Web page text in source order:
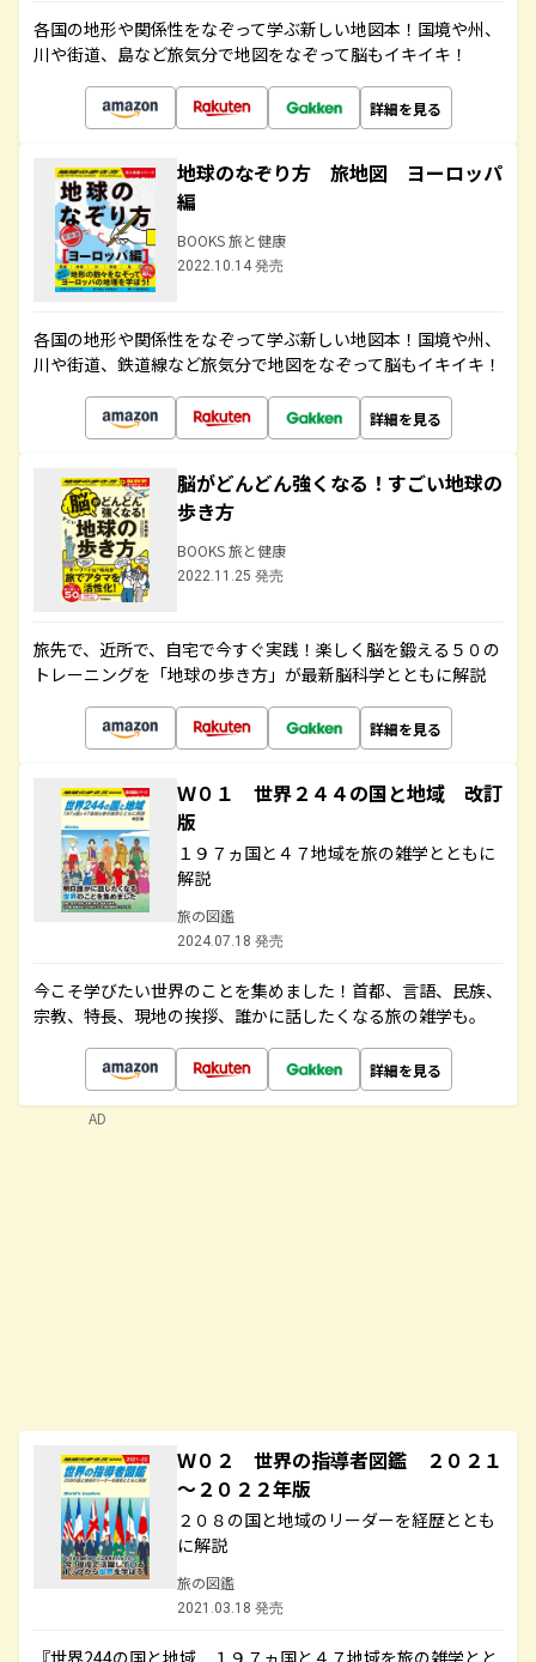
各国の地形や関係性をなぞって学ぶ新しい地図本！国境や州、
川や街道、島など旅気分で地図をなぞって脳もイキイキ！
詳細を見る
地球のなぞり方 旅地図 ヨーロッパ
編
BOOKS 旅と健康
2022.10.14 発売
各国の地形や関係性をなぞって学ぶ新しい地図本！国境や州、
川や街道、鉄道線など旅気分で地図をなぞって脳もイキイキ！
詳細を見る
脳がどんどん強くなる！すごい地球の
歩き方
BOOKS 旅と健康
2022.11.25 発売
旅先で、近所で、自宅で今すぐ実践！楽しく脳を鍛える５０の
トレーニングを「地球の歩き方」が最新脳科学とともに解説
詳細を見る
Ｗ０１ 世界２４４の国と地域 改訂
版
１９７ヵ国と４７地域を旅の雑学とともに
解説
旅の図鑑
2024.07.18 発売
今こそ学びたい世界のことを集めました！首都、言語、民族、
宗教、特長、現地の挨拶、誰かに話したくなる旅の雑学も。
詳細を見る
Ｗ０２ 世界の指導者図鑑 ２０２１
～２０２２年版
２０８の国と地域のリーダーを経歴ととも
に解説
旅の図鑑
2021.03.18 発売
『世界244の国と地域 １９７ヵ国と４７地域を旅の雑学とと
AD